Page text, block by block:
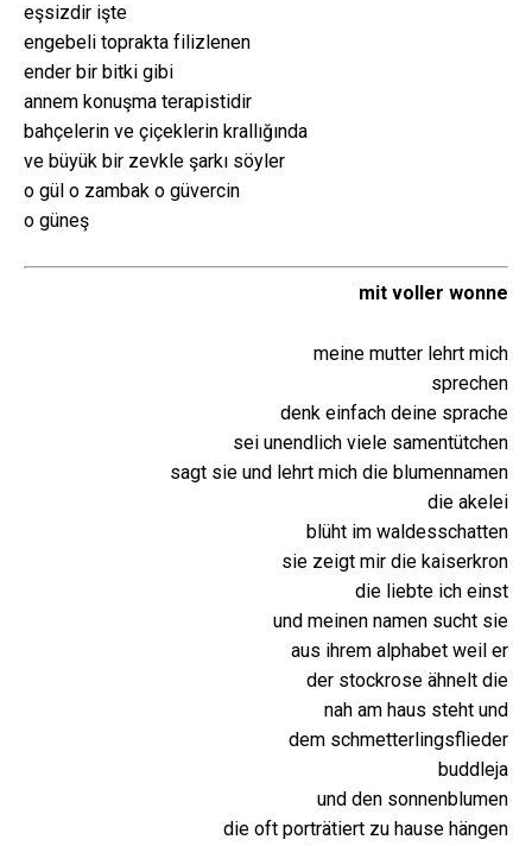
eşsizdir işte
engebeli toprakta filizlenen
ender bir bitki gibi
annem konuşma terapistidir
bahçelerin ve çiçeklerin krallığında
ve büyük bir zevkle şarkı söyler
o gül o zambak o güvercin
o güneş
mit voller wonne
meine mutter lehrt mich
sprechen
denk einfach deine sprache
sei unendlich viele samentütchen
sagt sie und lehrt mich die blumennamen
die akelei
blüht im waldesschatten
sie zeigt mir die kaiserkron
die liebte ich einst
und meinen namen sucht sie
aus ihrem alphabet weil er
der stockrose ähnelt die
nah am haus steht und
dem schmetterlingsflieder
buddleja
und den sonnenblumen
die oft porträtiert zu hause hängen